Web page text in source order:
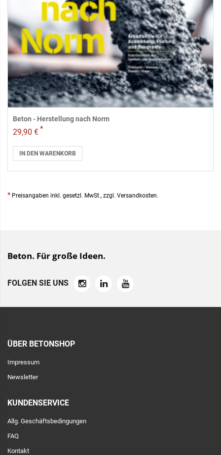
Beton - Herstellung nach Norm
29,90 €*
IN DEN WARENKORB
*Preisangaben inkl. gesetzl. MwSt., zzgl. Versandkosten.
Beton. Für große Ideen.
FOLGEN SIE UNS
ÜBER BETONSHOP
Impressum
Newsletter
KUNDENSERVICE
Allg. Geschäftsbedingungen
FAQ
Kontakt